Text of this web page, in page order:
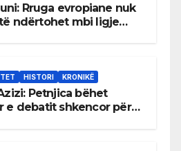
Rruga evropiane nuk
ndërtohet mbi ligje
HISTORI KRONIKË
Petnjica bëhet
e debatit shkencor për